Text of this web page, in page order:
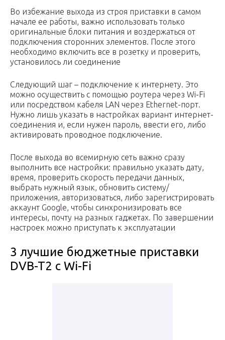
Во избежание выхода из строя приставки в самом
начале ее работы, важно использовать только
оригинальные блоки питания и воздержаться от
подключения сторонних элементов. После этого
необходимо включить все в розетку и проверить,
установилось ли соединение
Следующий шаг – подключение к интернету. Это
можно осуществить с помощью роутера через Wi-Fi
или посредством кабеля LAN через Ethernet-порт.
Нужно лишь указать в настройках вариант интернет-
соединения и, если нужен пароль, ввести его, либо
активировать проводное подключение.
После выхода во всемирную сеть важно сразу
выполнить все настройки: правильно указать дату,
время, проверить скорость передачи данных,
выбрать нужный язык, обновить систему/
приложения, авторизоваться, либо зарегистрировать
аккаунт Google, чтобы синхронизировать все
интересы, почту на разных гаджетах. По завершении
настроек можно приступать к эксплуатации
3 лучшие бюджетные приставки
DVB-T2 с Wi-Fi